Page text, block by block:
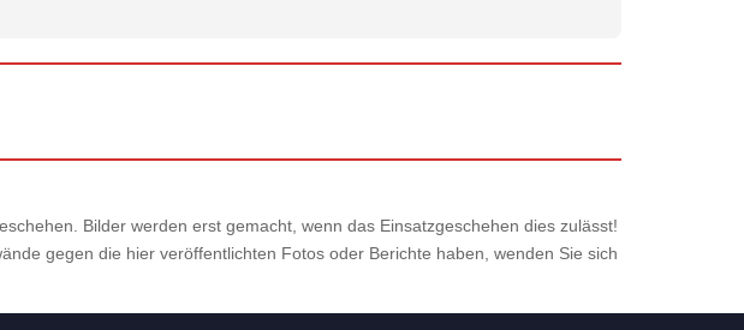
Bilder werden erst gemacht, wenn das Einsatzgeschehen dies zulässt!
gegen die hier veröffentlichten Fotos oder Berichte haben, wenden Sie sich